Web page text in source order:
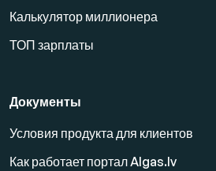
Калькулятор миллионера
ТОП зарплаты
Документы
Условия продукта для клиентов
Как работает портал Algas.lv